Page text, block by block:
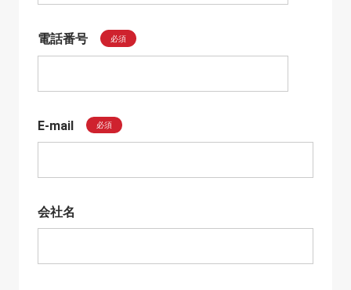
電話番号 必須
E-mail 必須
会社名